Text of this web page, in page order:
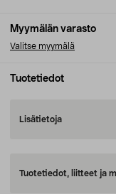
Myymälän varasto
Valitse myymälä
Tuotetiedot
Lisätietoja
Tuotetiedot, liitteet ja